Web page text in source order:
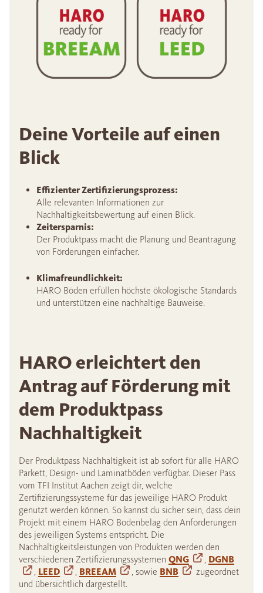
Deine Vorteile auf einen
Blick
Effizienter Zertifizierungsprozess:
Alle relevanten Informationen zur
Nachhaltigkeitsbewertung auf einen Blick.
Zeitersparnis:
Der Produktpass macht die Planung und Beantragung
von Förderungen einfacher.
Klimafreundlichkeit:
HARO Böden erfüllen höchste ökologische Standards
und unterstützen eine nachhaltige Bauweise.
HARO erleichtert den
Antrag auf Förderung mit
dem Produktpass
Nachhaltigkeit
Der Produktpass Nachhaltigkeit ist ab sofort für alle HARO
Parkett, Design- und Laminatböden verfügbar. Dieser Pass
vom TFI Institut Aachen zeigt dir, welche
Zertifizierungssysteme für das jeweilige HARO Produkt
genutzt werden können. So kannst du sicher sein, dass dein
Projekt mit einem HARO Bodenbelag den Anforderungen
des jeweiligen Systems entspricht. Die
Nachhaltigkeitsleistungen von Produkten werden den
verschiedenen Zertifizierungssystemen QNG
DGNB
LEED BREEAM , sowie BNB
zugeordnet
und übersichtlich dargestellt.